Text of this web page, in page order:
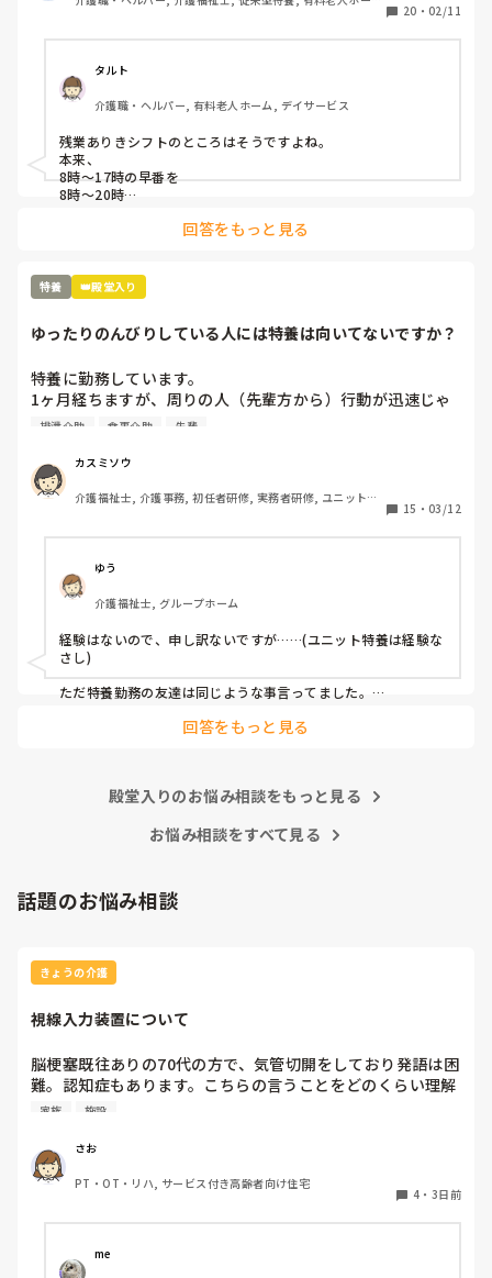
20 ・ 02/11
タルト
介護職・ヘルパー, 有料老人ホーム, デイサービス
残業ありきシフトのところはそうですよね。
本来、
8時〜17時の早番を
8時〜20時
20時〜9時半や10時…
どうしてこんな発想ができるんでしょうね。
そこも特養ユニット型ですが、ほぼ新規の職員の採用はなく、
残業代が入るから良いという人もいますが、12時間以上の拘束
回答をもっと見る
特養 👑殿堂入り
ゆったりのんびりしている人には特養は向いてないですか？
特養に勤務しています。
1ヶ月経ちますが、周りの人（先輩方から）行動が迅速じゃ
ない、ゆったりしている、のんびりしていると言われます。
ア、入浴の方のバイタル測定、9時までに終わらせて臥床さ
せる。入浴の方はフロアに待機、それが終わったら記録（手
書き）を10時までに終わらせて隣のユニットに行って陰部洗
リーダーからは、〇〇さんは丁寧にやるから時間がかかるの
よと言われました。
私たちが相手にしているのは物ではなく人間です。
何時までにこれやってあれやってって言われても私は機械じ
ゃないんだからできるわけないじゃないですか？
オムツ交換も時間がかかりすぎと言われます。
食事介助も急いで食べさせたら誤嚥性肺炎の危険があるし、
移乗介助も世間一般的にやってはいけないことも安全のため
ました。私は側で見ていて、利用者様の表情が嫌がっている
でもまだ入社して日が浅いので何も言えず、ここに入社した
早すぎませんか？
ゆったりのんびりしている人には特養は向いてないのでしょ
うか？
排泄介助 食事介助 先輩
カスミソウ
介護福祉士, 介護事務, 初任者研修, 実務者研修, ユニット型
15 ・ 03/12
ゆう
介護福祉士, グループホーム
経験はないので、申し訳ないですが……(ユニット特養は経験な
さし)
ただ特養勤務の友達は同じような事言ってました。
早めに行って、仕事回さないと終えれないって話してました。
上手く出来るようになれば
れば楽になるように思います。
教育がちゃんとしてないユニットは、結局新人さんがパワハラ
っぽい圧に耐えられなくて辞めると言う感じに思います。
手で……
結局特養はなんとなく、そういった話耳にするので挑戦できず
です（._.）
回答をもっと見る
殿堂入りのお悩み相談をもっと見る
お悩み相談をすべて見る
話題のお悩み相談
きょうの介護
視線入力装置について
脳梗塞既往ありの70代の方で、気管切開をしており発語は困
難。認知症もあります。こちらの言うことをどのくらい理解
しているかは不明ですが、問いかけに頷くことはよくありま
られます。この前ケアマネの方からお話しを聞いたら、視線
入力装置？を導入したいと息子さんがおっしゃっているそう
です。そこで、施設などで実際使われている利用者の方がい
なせるものなのかお聞きしたいです。
家族 施設
さお
PT・OT・リハ, サービス付き高齢者向け住宅
4 ・ 3日前
me